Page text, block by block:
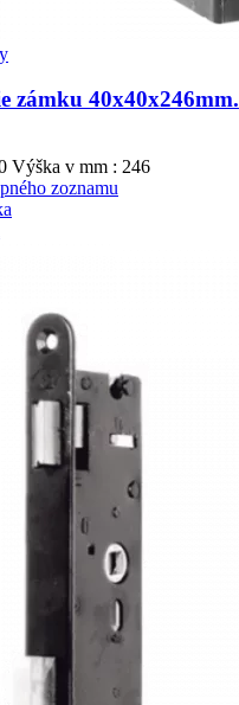
zámku 40x40x246mm.
Výška v mm : 246
zoznamu